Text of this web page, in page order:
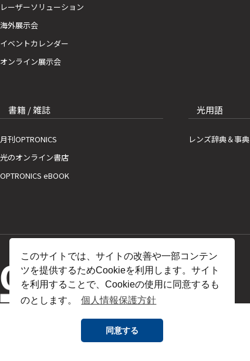
このサイトでは、サイトの改善や一部コンテン
ツを提供するためCookieを利用します。サイト
を利用することで、Cookieの使用に同意するも
のとします。
個人情報保護方針
同意する
レーザーソリューション
海外展示会
イベントカレンダー
オンライン展示会
書籍 / 雑誌
月刊OPTRONICS
光のオンライン書店
OPTRONICS eBOOK
光用語
レンズ辞典＆事典